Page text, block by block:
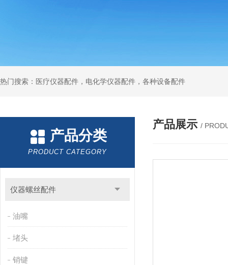
热门搜索：医疗仪器配件，电化学仪器配件，各种设备配件
产品分类
PRODUCT CATEGORY
仪器螺丝配件
油嘴
堵头
销键
产品展示 /